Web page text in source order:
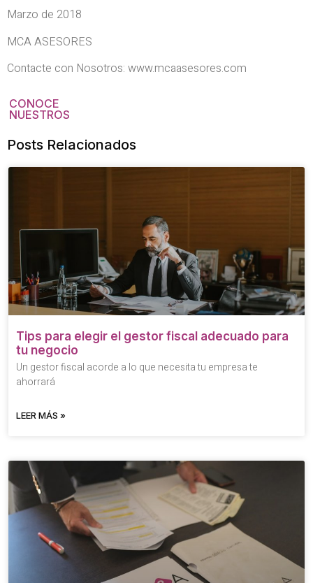
Marzo de 2018
MCA ASESORES
Contacte con Nosotros: www.mcaasesores.com
CONOCE
NUESTROS
Posts Relacionados
Tips para elegir el gestor fiscal adecuado para
tu negocio
Un gestor fiscal acorde a lo que necesita tu empresa te
ahorrará
LEER MÁS »